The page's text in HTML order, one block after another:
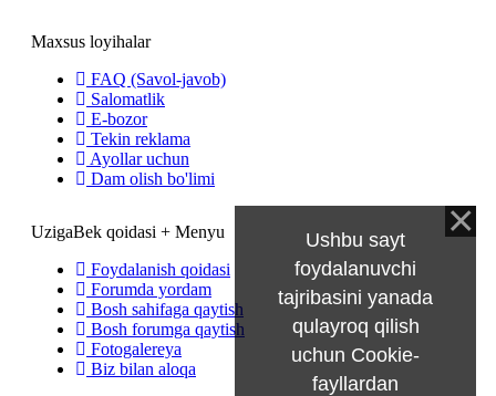
Maxsus loyihalar
FAQ (Savol-javob)
Salomatlik
E-bozor
Tekin reklama
Ayollar uchun
Dam olish bo'limi
UzigaBek qoidasi + Menyu
Foydalanish qoidasi
Forumda yordam
Bosh sahifaga qaytish
Bosh forumga qaytish
Fotogalereya
Biz bilan aloqa
Ushbu sayt
foydalanuvchi
tajribasini yanada
qulayroq qilish
uchun Cookie-
fayllardan